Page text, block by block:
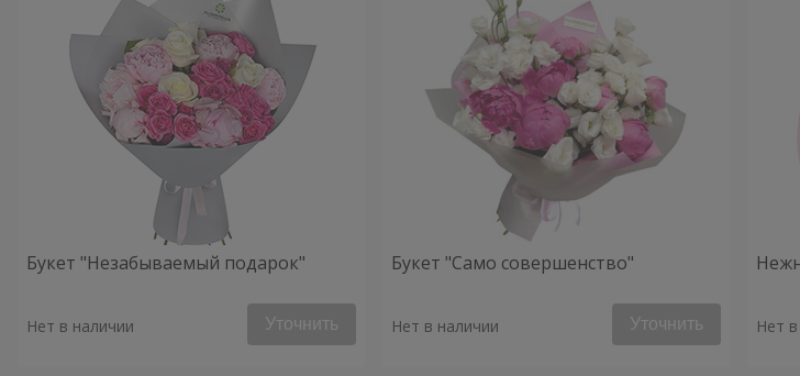
Букет "Незабываемый подарок"
Нет в наличии Уточнить
Букет "Само совершенство"
Нет в наличии Уточнить Нет